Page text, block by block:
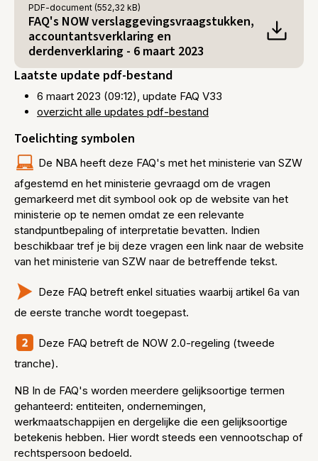
PDF-document (552,32 kB)
FAQ's NOW verslaggevingsvraagstukken,
accountantsverklaring en
derdenverklaring - 6 maart 2023
Laatste update pdf-bestand
6 maart 2023 (09:12), update FAQ V33
overzicht alle updates pdf-bestand
Toelichting symbolen
De NBA heeft deze FAQ's met het ministerie van SZW
afgestemd en het ministerie gevraagd om de vragen
gemarkeerd met dit symbool ook op de website van het
ministerie op te nemen omdat ze een relevante
standpuntbepaling of interpretatie bevatten. Indien
beschikbaar tref je bij deze vragen een link naar de website
van het ministerie van SZW naar de betreffende tekst.
Deze FAQ betreft enkel situaties waarbij artikel 6a van
de eerste tranche wordt toegepast.
Deze FAQ betreft de NOW 2.0-regeling (tweede
tranche).
NB In de FAQ's worden meerdere gelijksoortige termen
gehanteerd: entiteiten, ondernemingen,
werkmaatschappijen en dergelijke die een gelijksoortige
betekenis hebben. Hier wordt steeds een vennootschap of
rechtspersoon bedoeld.